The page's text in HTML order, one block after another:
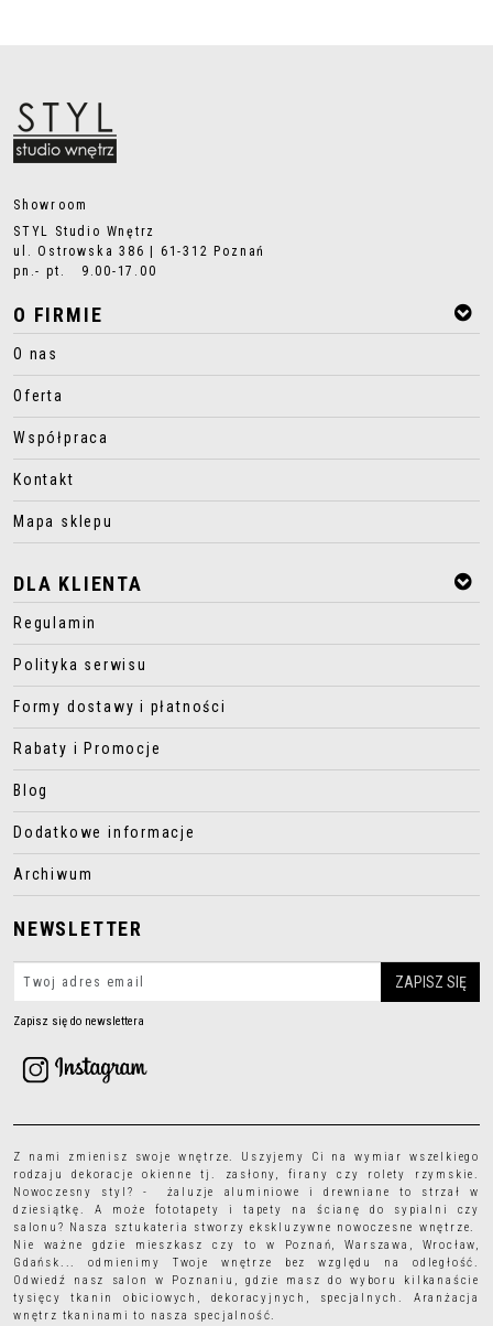
Showroom
STYL Studio Wnętrz
ul. Ostrowska 386 | 61-312 Poznań
pn.- pt. 9.00-17.00
O FIRMIE
O nas
Oferta
Współpraca
Kontakt
Mapa sklepu
DLA KLIENTA
Regulamin
Polityka serwisu
Formy dostawy i płatności
Rabaty i Promocje
Blog
Dodatkowe informacje
Archiwum
NEWSLETTER
Zapisz się do newslettera
Z nami zmienisz swoje wnętrze. Uszyjemy Ci na wymiar wszelkiego
rodzajudekoracje okienne tj. zasłony, firany czy rolety rzymskie.
Nowoczesny styl? - żaluzje aluminiowe i drewniane to strzał w
dziesiątkę. A może fototapety i tapety
na ścianę do sypialni czy
salonu? Nasza sztukateria stworzy ekskluzywne nowoczesne wnętrze.
Nie ważne gdzie mieszkasz czy to w Poznań, Warszawa, Wrocław,
Gdańsk... odmienimy Twoje wnętrze bez względu na odległość.
Odwiedź nasz salon w Poznaniu, gdzie masz do wyboru kilkanaście
tysięcytkanin obiciowych , dekoracyjnych, specjalnych. Aranżacja
wnętrz tkaninami to nasza specjalność.